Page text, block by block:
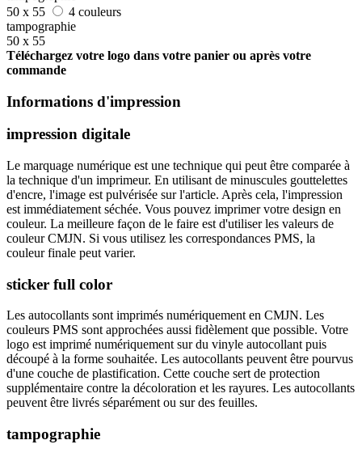
50 x 55
4 couleurs
tampographie
50 x 55
Téléchargez votre logo dans votre panier ou après votre
commande
Informations d'impression
impression digitale
Le marquage numérique est une technique qui peut être comparée à
la technique d'un imprimeur. En utilisant de minuscules gouttelettes
d'encre, l'image est pulvérisée sur l'article. Après cela, l'impression
est immédiatement séchée. Vous pouvez imprimer votre design en
couleur. La meilleure façon de le faire est d'utiliser les valeurs de
couleur CMJN. Si vous utilisez les correspondances PMS, la
couleur finale peut varier.
sticker full color
Les autocollants sont imprimés numériquement en CMJN. Les
couleurs PMS sont approchées aussi fidèlement que possible. Votre
logo est imprimé numériquement sur du vinyle autocollant puis
découpé à la forme souhaitée. Les autocollants peuvent être pourvus
d'une couche de plastification. Cette couche sert de protection
supplémentaire contre la décoloration et les rayures. Les autocollants
peuvent être livrés séparément ou sur des feuilles.
tampographie